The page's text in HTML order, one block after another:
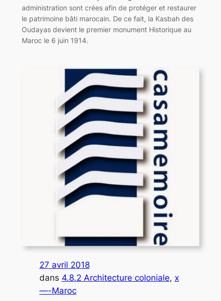
administration sont crées afin de protéger et restaurer
le patrimoine bâti marocain. De ce fait, la Kasbah des
Oudayas devient le premier monument Historique au
Maroc le 6 juin 1914.
27 avril 2018
dans 4.8.2 Architecture coloniale, x
—-Maroc